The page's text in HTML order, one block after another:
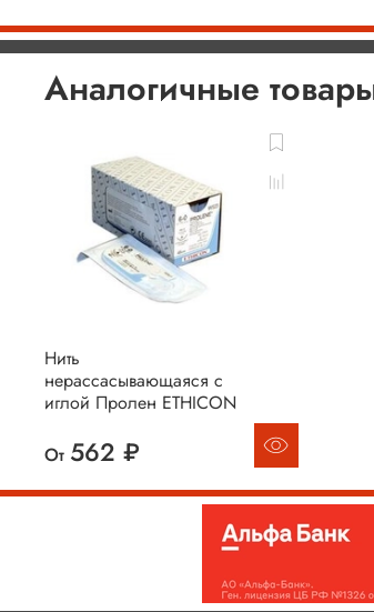
Аналогичные
Нить
нерассасывающаяся с
иглой Пролен ETHICON
От 562 ₽